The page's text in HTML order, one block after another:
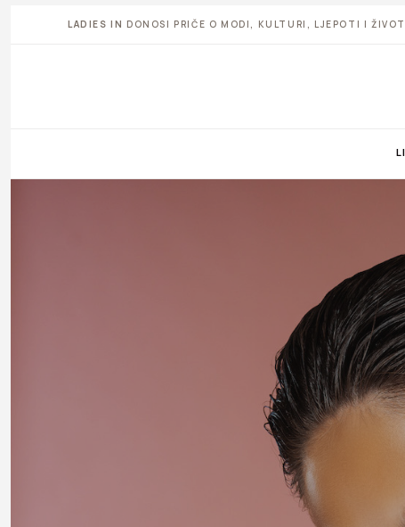
LADIES IN DONOSI PRIČE O MODI, KULTURI, LJEPOTI I